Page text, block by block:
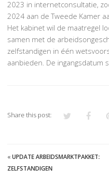
2023 in internetconsultatie,
2024 aan de Tweede Kamer
Het kabinet wil de maatregel
samen met de
zelfstandigen in één
aanbieden. De ingangsdatum
Share this post:
«UPDATE ARBEIDSMARKTPAKKET:
ZELFSTANDIGEN